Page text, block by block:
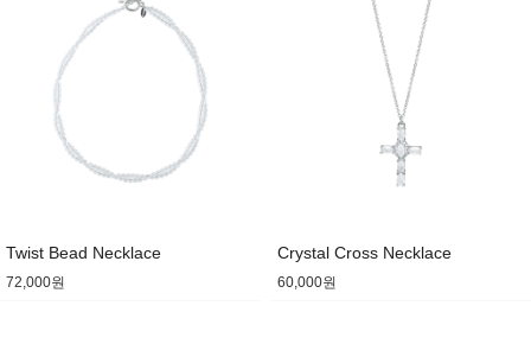
Twist Bead Necklace
72,000원
Crystal Cross Necklace
60,000원